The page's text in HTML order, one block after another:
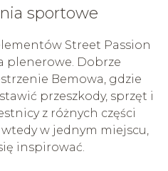
sportowe
Street Passion
plenerowe. Dobrze
Bemowa, gdzie
przeszkody, sprzęt i
z różnych części
w jednym miejscu,
inspirować.